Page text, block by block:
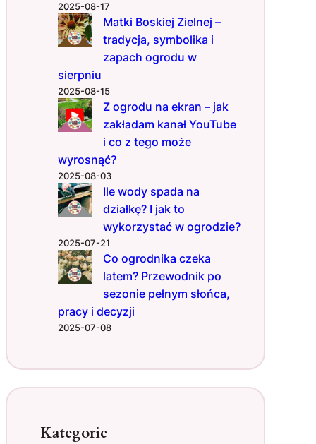
2025-08-17
Matki Boskiej Zielnej –
tradycja, symbolika i
zapach ogrodu w
sierpniu
2025-08-15
Z ogrodu na ekran – jak
zakładam kanał YouTube
i co z tego może
wyrosnąć?
2025-08-03
Ile wody spada na
działkę? I jak to
wykorzystać w ogrodzie?
2025-07-21
Co ogrodnika czeka
latem? Przewodnik po
sezonie pełnym słońca,
pracy i decyzji
2025-07-08
Kategorie